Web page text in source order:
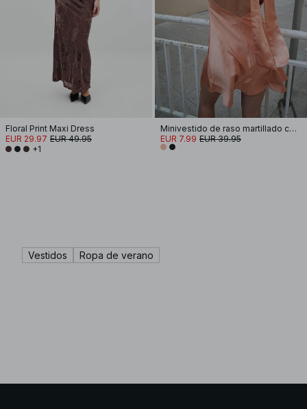
Floral Print Maxi Dress
EUR 29.97 EUR 49.95
+1
Minivestido de raso martillado con lazo en la espalda
EUR 7.99 EUR 39.95
Vestidos Ropa de verano